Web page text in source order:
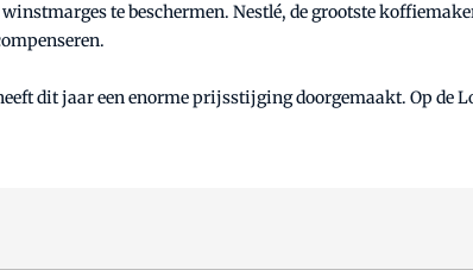
te beschermen. Nestlé, de grootste
dit jaar een enorme prijsstijging doorgemaakt. Op de